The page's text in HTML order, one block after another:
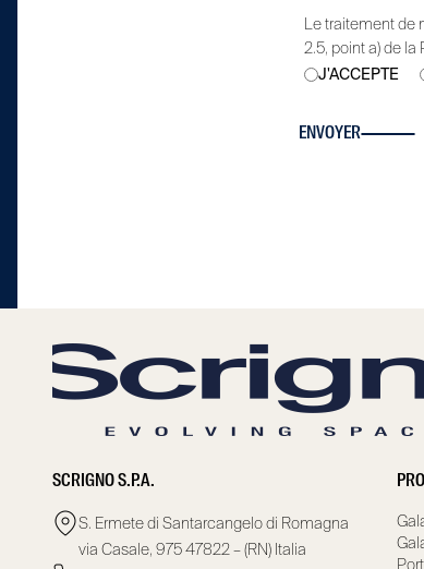
Le traitement de
2.5, point a) de
J'ACCEPTE
ENVOYER
SCRIGNO S.P.A.
S. Ermete di Santarcangelo di Romagna
via Casale, 975 47822 – (RN) Italia